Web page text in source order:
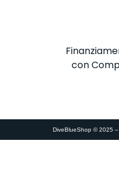
con
DiveBlueShop © 2025